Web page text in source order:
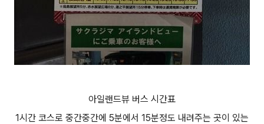
아일랜드뷰 버스 시간표
1시간 코스로 중간중간에 5분에서 15분정도 내려주는 곳이 있는